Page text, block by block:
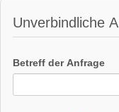
Unverbindliche
Betreff der Anfrage